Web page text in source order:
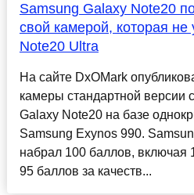
Samsung Galaxy Note20
свой камерой, которая не
Note20 Ultra
На сайте DxOMark
камеры стандартной версии
Galaxy Note20 на базе
Samsung Exynos 990.
набрал 100 баллов, включая
95 баллов за качеств...